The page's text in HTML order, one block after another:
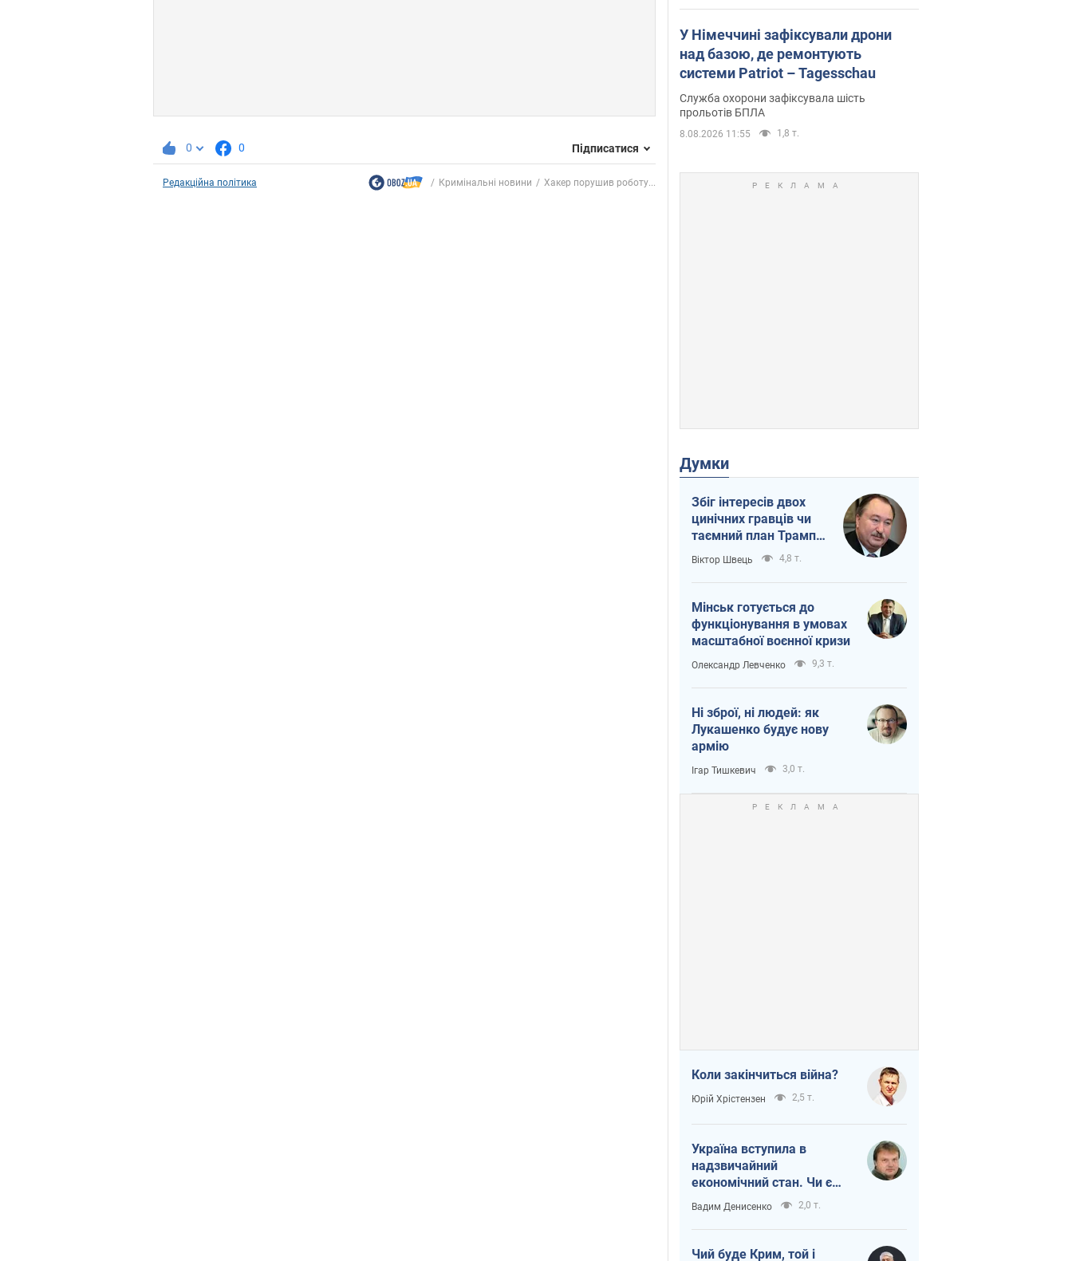
0 0 Підписатися
Редакційна політика Кримінальні новини Хакер порушив роботу...
У Німеччині зафіксували дрони
над базою, де ремонтують
системи Patriot – Tagesschau
Служба охорони зафіксувала шість
прольотів БПЛА
8.08.2026 11:55 1,8 т.
Думки
Збіг інтересів двох
цинічних гравців чи
таємний план Трампа
і Путіна?
Віктор Швець 4,8 т.
Мінськ готується до
функціонування в умовах
масштабної воєнної кризи
Олександр Левченко 9,3 т.
Ні зброї, ні людей: як
Лукашенко будує нову
армію
Ігар Тишкевич 3,0 т.
Коли закінчиться війна?
Юрій Хрістензен 2,5 т.
Україна вступила в
надзвичайний
економічний стан. Чи є
світло вкінці тунелю?
Вадим Денисенко 2,0 т.
Чий буде Крим, той і